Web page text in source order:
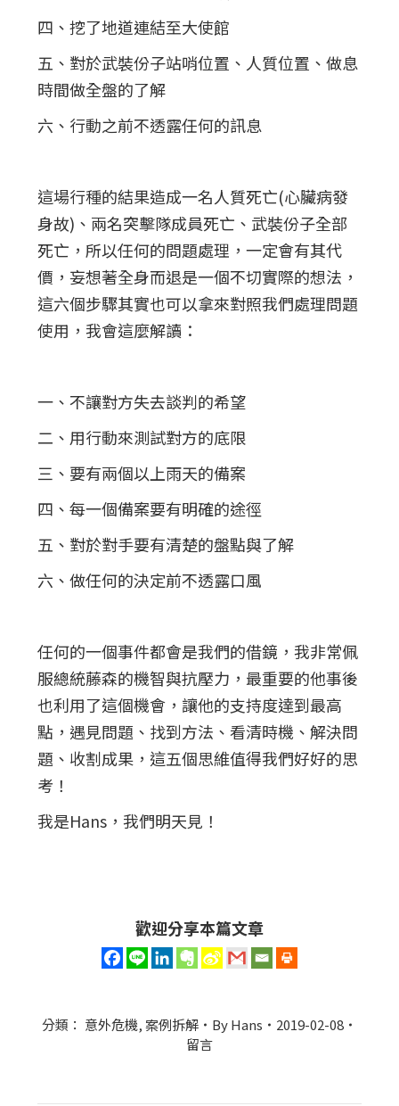
四、挖了地道連結至大使館
五、對於武裝份子站哨位置、人質位置、做息
時間做全盤的了解
六、行動之前不透露任何的訊息
這場行種的結果造成一名人質死亡(心臟病發
身故)、兩名突擊隊成員死亡、武裝份子全部
死亡，所以任何的問題處理，一定會有其代
價，妄想著全身而退是一個不切實際的想法，
這六個步驟其實也可以拿來對照我們處理問題
使用，我會這麼解讀：
一、不讓對方失去談判的希望
二、用行動來測試對方的底限
三、要有兩個以上雨天的備案
四、每一個備案要有明確的途徑
五、對於對手要有清楚的盤點與了解
六、做任何的決定前不透露口風
任何的一個事件都會是我們的借鏡，我非常佩
服總統藤森的機智與抗壓力，最重要的他事後
也利用了這個機會，讓他的支持度達到最高
點，遇見問題、找到方法、看清時機、解決問
題、收割成果，這五個思維值得我們好好的思
考！
我是Hans，我們明天見！
歡迎分享本篇文章
分類： 意外危機,案例拆解 ByHans
2019-02-08
留言